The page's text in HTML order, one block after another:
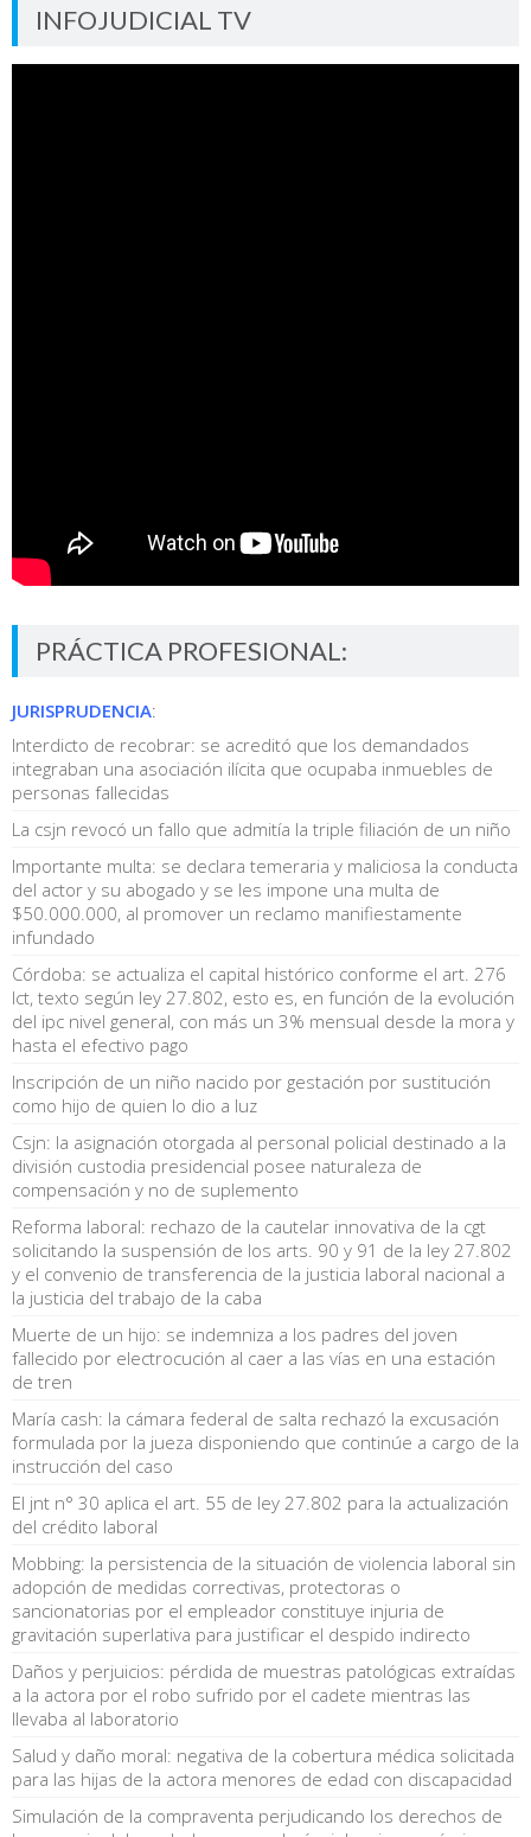
INFOJUDICIAL TV
PRÁCTICA PROFESIONAL:
JURISPRUDENCIA:
Interdicto de recobrar: se acreditó que los demandados
integraban una asociación ilícita que ocupaba inmuebles de
personas fallecidas
La csjn revocó un fallo que admitía la triple filiación de un niño
Importante multa: se declara temeraria y maliciosa la conducta
del actor y su abogado y se les impone una multa de
$50.000.000, al promover un reclamo manifiestamente
infundado
Córdoba: se actualiza el capital histórico conforme el art. 276
lct, texto según ley 27.802, esto es, en función de la evolución
del ipc nivel general, con más un 3% mensual desde la mora y
hasta el efectivo pago
Inscripción de un niño nacido por gestación por sustitución
como hijo de quien lo dio a luz
Csjn: la asignación otorgada al personal policial destinado a la
división custodia presidencial posee naturaleza de
compensación y no de suplemento
Reforma laboral: rechazo de la cautelar innovativa de la cgt
solicitando la suspensión de los arts. 90 y 91 de la ley 27.802
y el convenio de transferencia de la justicia laboral nacional a
la justicia del trabajo de la caba
Muerte de un hijo: se indemniza a los padres del joven
fallecido por electrocución al caer a las vías en una estación
de tren
María cash: la cámara federal de salta rechazó la excusación
formulada por la jueza disponiendo que continúe a cargo de la
instrucción del caso
El jnt n° 30 aplica el art. 55 de ley 27.802 para la actualización
del crédito laboral
Mobbing: la persistencia de la situación de violencia laboral sin
adopción de medidas correctivas, protectoras o
sancionatorias por el empleador constituye injuria de
gravitación superlativa para justificar el despido indirecto
Daños y perjuicios: pérdida de muestras patológicas extraídas
a la actora por el robo sufrido por el cadete mientras las
llevaba al laboratorio
Salud y daño moral: negativa de la cobertura médica solicitada
para las hijas de la actora menores de edad con discapacidad
Simulación de la compraventa perjudicando los derechos de